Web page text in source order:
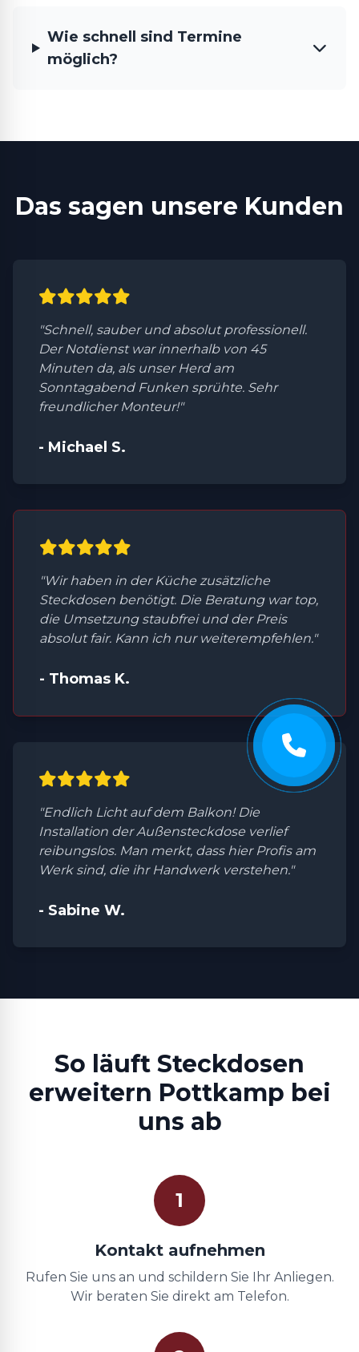
Wie schnell sind Termine
möglich?
Das sagen unsere Kunden
"Schnell, sauber und absolut professionell.
Der Notdienst war innerhalb von 45
Minuten da, als unser Herd am
Sonntagabend Funken sprühte. Sehr
freundlicher Monteur!"
- Michael S.
"Wir haben in der Küche zusätzliche
Steckdosen benötigt. Die Beratung war top,
die Umsetzung staubfrei und der Preis
absolut fair. Kann ich nur weiterempfehlen."
- Thomas K.
"Endlich Licht auf dem Balkon! Die
Installation der Außensteckdose verlief
reibungslos. Man merkt, dass hier Profis am
Werk sind, die ihr Handwerk verstehen."
- Sabine W.
So läuft Steckdosen
erweitern Pottkamp bei
uns ab
1
Kontakt aufnehmen
Rufen Sie uns an und schildern Sie Ihr Anliegen.
Wir beraten Sie direkt am Telefon.